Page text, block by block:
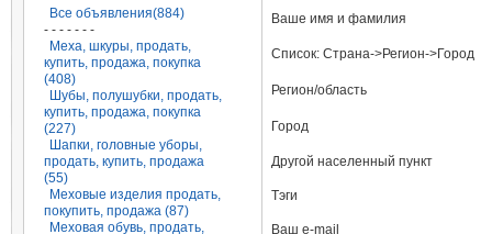
Все объявления(884)
- - - - - - -
Меха, шкуры, продать,
купить, продажа, покупка
(408)
Шубы, полушубки, продать,
купить, продажа, покупка
(227)
Шапки, головные уборы,
продать, купить, продажа
(55)
Меховые изделия продать,
покупить, продажа (87)
Меховая обувь, продать,
Ваше имя и фамилия
Список: Страна->Регион->Город
Регион/область
Город
Другой населенный пункт
Тэги
Ваш e-mail